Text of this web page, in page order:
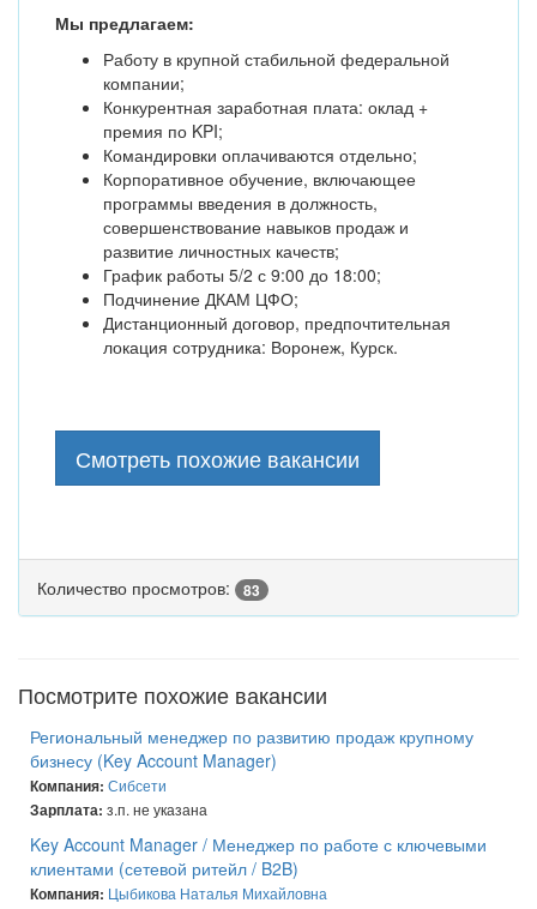
Мы предлагаем:
Работу в крупной стабильной федеральной
компании;
Конкурентная заработная плата: оклад +
премия по KPI;
Командировки оплачиваются отдельно;
Корпоративное обучение, включающее
программы введения в должность,
совершенствование навыков продаж и
развитие личностных качеств;
График работы 5/2 с 9:00 до 18:00;
Подчинение ДКАМ ЦФО;
Дистанционный договор, предпочтительная
локация сотрудника: Воронеж, Курск.
Смотреть похожие вакансии
Количество просмотров: 83
Посмотрите похожие вакансии
Региональный менеджер по развитию продаж крупному
бизнесу (Key Account Manager)
Компания: Сибсети
Зарплата: з.п. не указана
Key Account Manager / Менеджер по работе с ключевыми
клиентами (сетевой ритейл / B2B)
Компания: Цыбикова Наталья Михайловна